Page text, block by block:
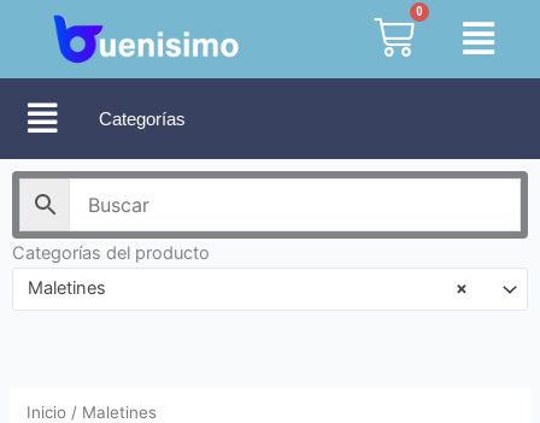
contenido
0
Cart
Categorías
Categorías del producto
×
Maletines
Inicio / Maletines